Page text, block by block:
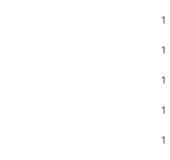
1
1
1
1
1